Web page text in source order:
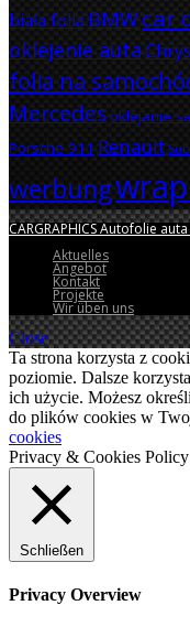
biała folia BMWcar
oklejenie auta
folia na
Mercedesoklejanie
Porsche 911 Renault
werbung
CARGRAPHICS Autofolie
Aktuelles
Angebot
Kontakt
Projekte
Wir üben uns
Close
Ta strona korzysta z
poziomie. Dalsze
ich użycie. Możesz
do plików cookies w
cookies
Privacy & Cookies Policy
Schließen
Privacy Overview